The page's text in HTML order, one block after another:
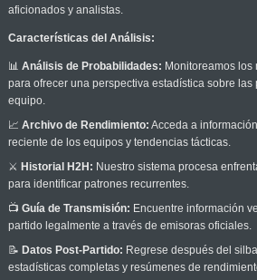
aficionados y analistas.
Características del Análisis:
📊 Análisis de Probabilidades: Monitoreamos
para ofrecer una perspectiva estadística sobre
equipo.
📈 Archivo de Rendimiento: Acceda a
reciente de los equipos y tendencias tácticas.
⚔️ Historial H2H: Nuestro sistema procesa
para identificar patrones recurrentes.
📺 Guía de Transmisión: Encuentre información
partido legalmente a través de emisoras oficiales.
📝 Datos Post-Partido: Regrese después del
estadísticas completas y resúmenes de